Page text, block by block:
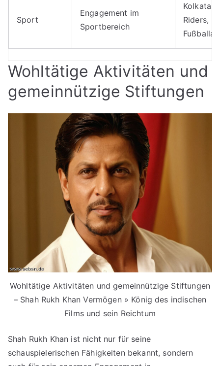
Sport
Engagement im
Sportbereich
Kolkata
Riders,
Wohltätige Aktivitäten und
gemeinnützige Stiftungen
Wohltätige Aktivitäten und gemeinnützige Stiftungen
– Shah Rukh Khan Vermögen » König des indischen
Films und sein Reichtum
Shah Rukh Khan ist nicht nur für seine
schauspielerischen Fähigkeiten bekannt, sondern